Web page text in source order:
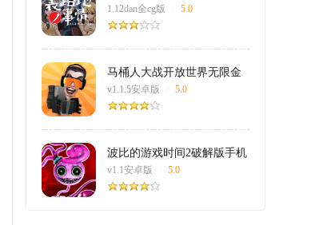
1.12dan全cg版 5.0
马桶人大战开放世界无限金
钱版游戏
v1.1.5安卓版 5.0
波比的游戏时间2破解版手机
版
v1.1安卓版 5.0